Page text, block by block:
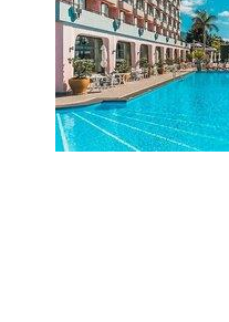
Abflughafen
Abflughafen
Zielflughafen
beliebig
früheste
Anreise
-
späteste
Abreise